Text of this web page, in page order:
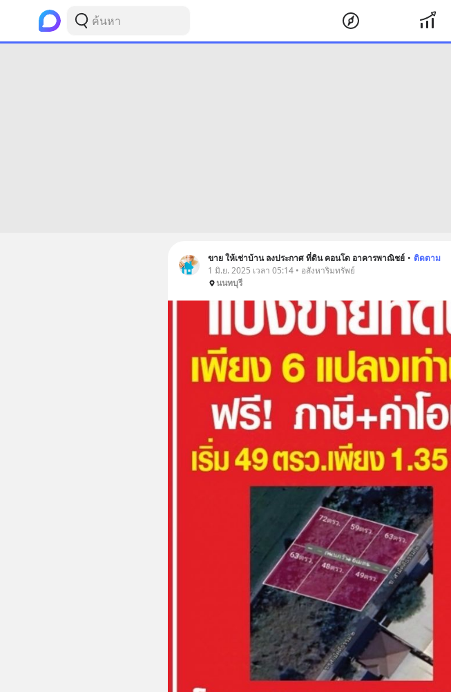
ขาย ให้เช่าบ้าน ลงประกาศ ที่ดิน คอนโด อาคารพาณิชย์ • ติดตาม
1 มิ.ย. 2025 เวลา 05:14 • อสังหาริมทรัพย์
นนทบุรี